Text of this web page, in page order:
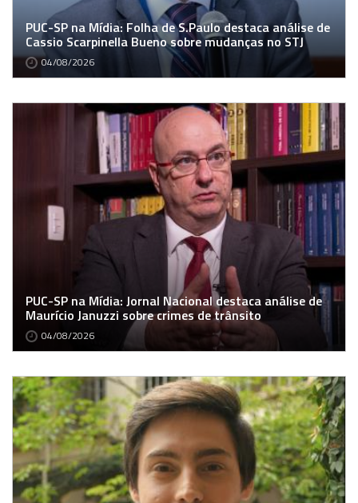
PUC-SP na Mídia: Folha de S.Paulo destaca análise de
Cassio Scarpinella Bueno sobre mudanças no STJ
04/08/2026
PUC-SP na Mídia: Jornal Nacional destaca análise de
Maurício Januzzi sobre crimes de trânsito
04/08/2026